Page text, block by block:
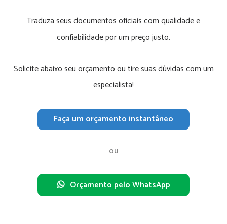
Traduza seus documentos oficiais com qualidade e
confiabilidade por um preço justo.
Solicite abaixo seu orçamento ou tire suas dúvidas com um
especialista!
Faça um orçamento instantâneo
OU
Orçamento pelo WhatsApp